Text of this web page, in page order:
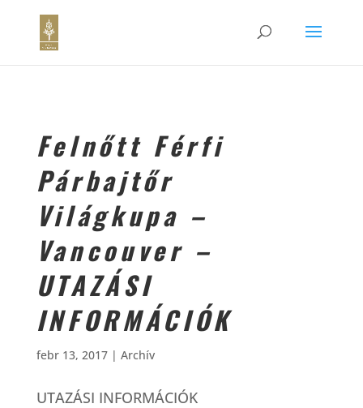
Felnőtt Férfi
Párbajtőr
Világkupa –
Vancouver –
UTAZÁSI
INFORMÁCIÓK
febr 13, 2017| Archív
UTAZÁSI INFORMÁCIÓK